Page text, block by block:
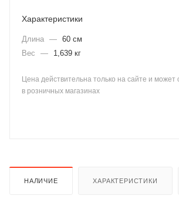
Характеристики
Длина — 60 см
Вес
— 1,639 кг
Цена действительна только на сайте и может
в розничных магазинах
НАЛИЧИЕ ХАРАКТЕРИСТИКИ